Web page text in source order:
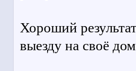
Хороший
выезду на своё